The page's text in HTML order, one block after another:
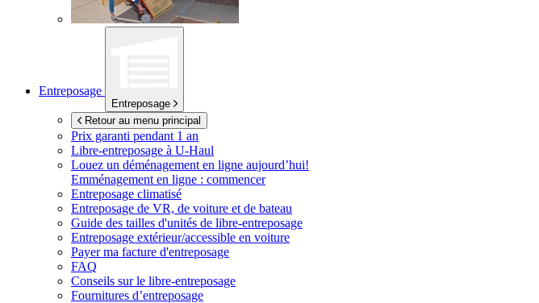
Entreposage
Entreposage
Retour au menu principal
Prix garanti pendant 1 an
Libre-entreposage à U-Haul
Louez un déménagement en ligne aujourd’hui!
Emménagement en ligne : commencer
Entreposage climatisé
Entreposage de VR, de voiture et de bateau
Guide des tailles d'unités de libre-entreposage
Entreposage extérieur/accessible en voiture
Payer ma facture d'entreposage
FAQ
Conseils sur le libre-entreposage
Fournitures d’entreposage